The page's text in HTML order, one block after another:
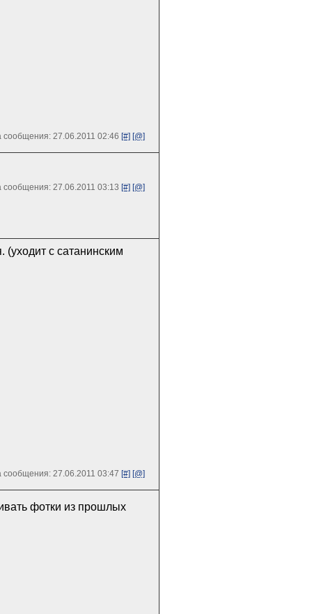
сообщения: 27.06.2011 02:46 [#] [@]
сообщения: 27.06.2011 03:13 [#] [@]
с сатанинским
сообщения: 27.06.2011 03:47 [#] [@]
фотки из прошлых